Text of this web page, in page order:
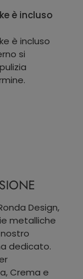
è incluso
è incluso
si
Design,
metalliche
dedicato.
Crema e